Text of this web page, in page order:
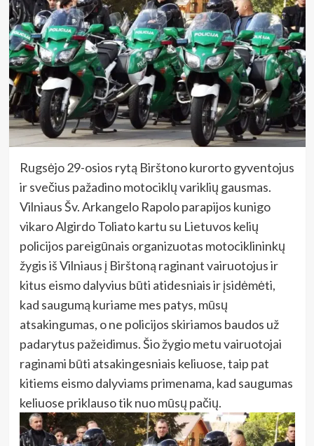
Rugsėjo 29-osios rytą Birštono kurorto gyventojus
ir svečius pažadino motociklų variklių gausmas.
Vilniaus Šv. Arkangelo Rapolo parapijos kunigo
vikaro Algirdo Toliato kartu su Lietuvos kelių
policijos pareigūnais organizuotas motociklininkų
žygis iš Vilniaus į Birštoną raginant vairuotojus ir
kitus eismo dalyvius būti atidesniais ir įsidėmėti,
kad saugumą kuriame mes patys, mūsų
atsakingumas, o ne policijos skiriamos baudos už
padarytus pažeidimus. Šio žygio metu vairuotojai
raginami būti atsakingesniais keliuose, taip pat
kitiems eismo dalyviams primenama, kad saugumas
keliuose priklauso tik nuo mūsų pačių.